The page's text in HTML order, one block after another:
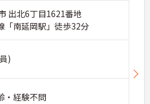
出北6丁目1621番地
「南延岡駅」徒歩32分
)
・経験不問